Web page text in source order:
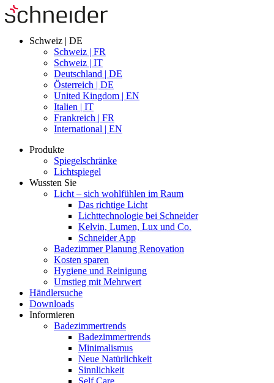
Schweiz | DE
Schweiz | FR
Schweiz | IT
Deutschland | DE
Österreich | DE
United Kingdom | EN
Italien | IT
Frankreich | FR
International | EN
Produkte
Spiegelschränke
Lichtspiegel
Wussten Sie
Licht – sich wohlfühlen im Raum
Das richtige Licht
Lichttechnologie bei Schneider
Kelvin, Lumen, Lux und Co.
Schneider App
Badezimmer Planung Renovation
Kosten sparen
Hygiene und Reinigung
Umstieg mit Mehrwert
Händlersuche
Downloads
Informieren
Badezimmertrends
Badezimmertrends
Minimalismus
Neue Natürlichkeit
Sinnlichkeit
Self Care